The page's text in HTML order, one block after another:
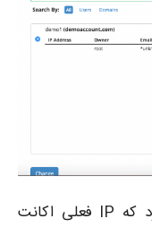
در صفحه جدید، مشاهده خواهید کرد که IP فعلی اکانت